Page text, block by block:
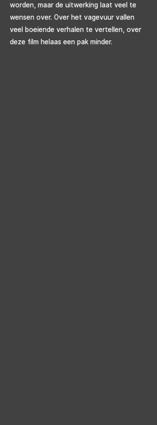
worden, maar de uitwerking laat veel te
wensen over. Over het vagevuur vallen
veel boeiende verhalen te vertellen, over
deze film helaas een pak minder.